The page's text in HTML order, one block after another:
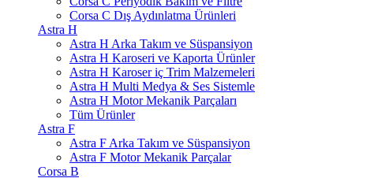
Corsa C Dış Aydınlatma Ürünleri
Astra H
Astra H Arka Takım ve Süspansiyon
Astra H Karoseri ve Kaporta Ürünler
Astra H Karoser iç Trim Malzemeleri
Astra H Multi Medya & Ses Sistemle
Astra H Motor Mekanik Parçaları
Tüm Ürünler
Astra F
Astra F Arka Takım ve Süspansiyon
Astra F Motor Mekanik Parçalar
Corsa B